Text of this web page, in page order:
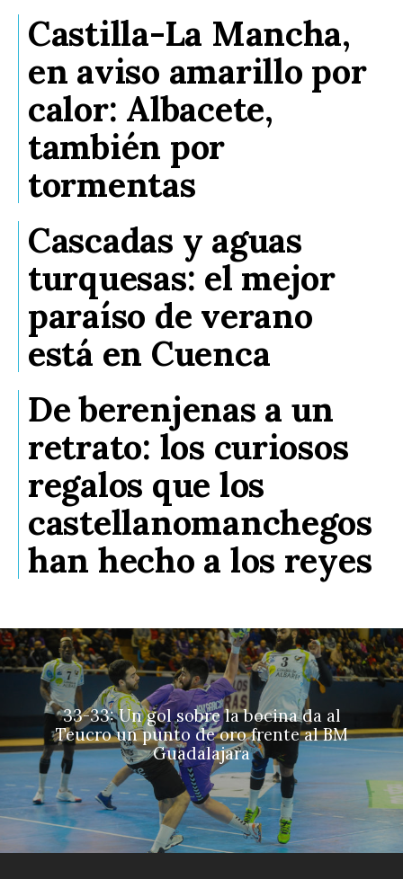
Castilla-La Mancha,
en aviso amarillo por
calor: Albacete,
también por
tormentas
Cascadas y aguas
turquesas: el mejor
paraíso de verano
está en Cuenca
De berenjenas a un
retrato: los curiosos
regalos que los
castellanomanchegos
han hecho a los reyes
33-33: Un gol sobre la bocina da al
Teucro un punto de oro frente al BM
Guadalajara